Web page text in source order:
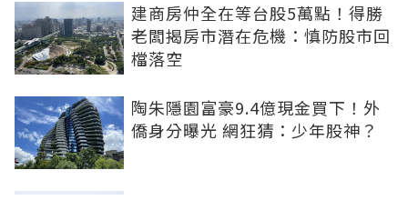
建商房仲全在等台股5萬點！得勝
老闆揭房市潛在危機：慎防股市回
檔落空
陶朱隱園富豪9.4億現金買下！外
僑身分曝光 網狂猜：少年股神？